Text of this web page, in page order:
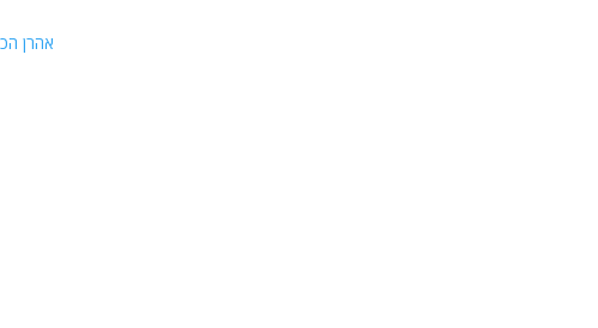
9. אהרן הכהן - א